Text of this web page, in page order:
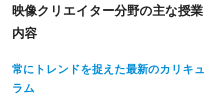
映像クリエイター分野の主な授業
内容
常にトレンドを捉えた最新のカリキュ
ラム